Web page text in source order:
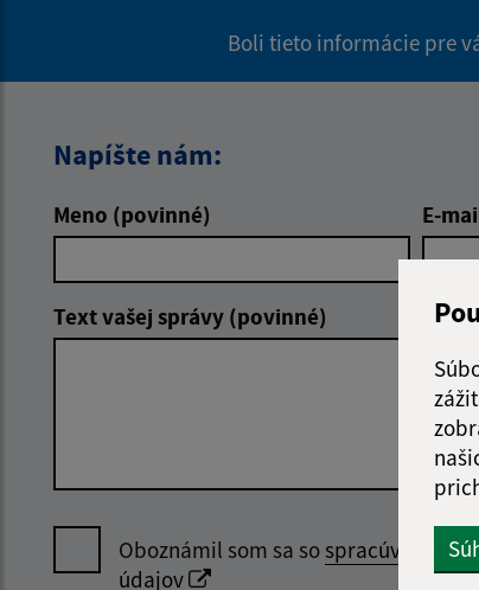
Boli tieto informácie pre
Napíšte nám:
Meno (povinné) E-
Text vašej správy (povinné)
Oboznámil som sa sospracúvaním
údajov